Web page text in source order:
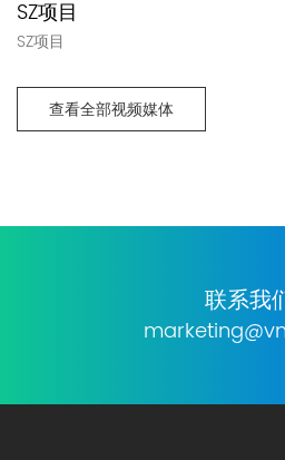
SZ项目
SZ项目
查看全部视频媒体
联系我